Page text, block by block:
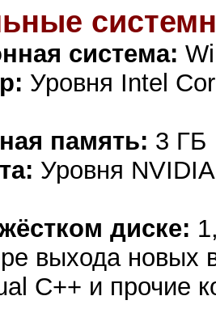
система:
Уровня Intel
память: 3 ГБ
Уровня
диске:
выхода новых
C++ и прочие